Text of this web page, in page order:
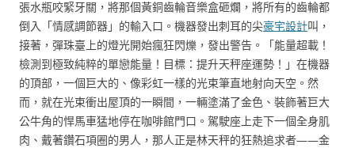
張水瓶咬緊牙關，將那個黃銅齒輪音樂盒砸爛，將所有的齒輪都
倒入「情感調節器」的輸入口。機器發出刺耳的尖豪宅設計叫，
接著，彈珠臺上的燈光開始瘋狂閃爍，發出警告。「能量超載！
檢測到極致純粹的單戀能量！目標：提升天秤座運勢！」在機器
的頂部，一個巨大的、像彩虹一樣的光束筆直地射向天空。然
而，就在光束衝出屋頂的一瞬間，一輛塗滿了金色、裝飾著巨大
公牛角的悍馬車猛地停在咖啡館門口。駕駛座上走下一個全身肌
肉、戴著鑽石項圈的男人，那人正是林天秤的狂熱追求者——金